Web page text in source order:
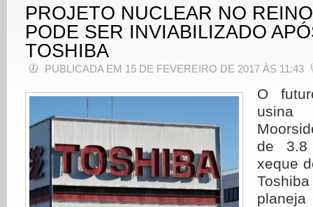
PROJETO NUCLEAR NO
PODE SER INVIABILIZADO
TOSHIBA
PUBLICADA EM 15 DE FEVEREIRO DE 2017 ÀS 11:43
O
de 3.8
xeque